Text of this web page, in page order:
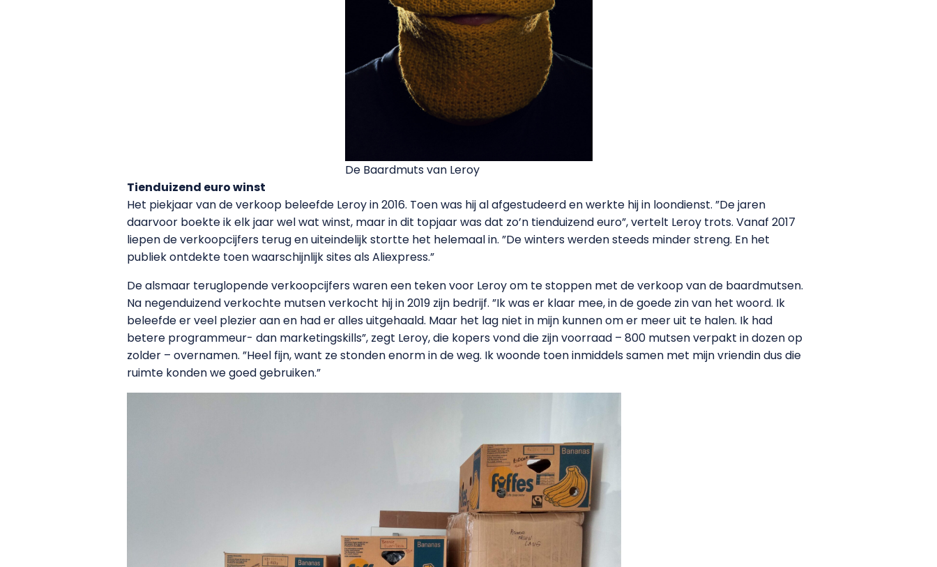
De Baardmuts van Leroy
Tienduizend euro winst
Het piekjaar van de verkoop beleefde Leroy in 2016. Toen was hij al afgestudeerd en werkte hij in loondienst. ”De jaren
daarvoor boekte ik elk jaar wel wat winst, maar in dit topjaar was dat zo’n tienduizend euro”, vertelt Leroy trots. Vanaf 2017
liepen de verkoopcijfers terug en uiteindelijk stortte het helemaal in. ”De winters werden steeds minder streng. En het
publiek ontdekte toen waarschijnlijk sites als Aliexpress.”
De alsmaar teruglopende verkoopcijfers waren een teken voor Leroy om te stoppen met de verkoop van de baardmutsen.
Na negenduizend verkochte mutsen verkocht hij in 2019 zijn bedrijf. ”Ik was er klaar mee, in de goede zin van het woord. Ik
beleefde er veel plezier aan en had er alles uitgehaald. Maar het lag niet in mijn kunnen om er meer uit te halen. Ik had
betere programmeur- dan marketingskills”, zegt Leroy, die kopers vond die zijn voorraad – 800 mutsen verpakt in dozen op
zolder – overnamen. ”Heel fijn, want ze stonden enorm in de weg. Ik woonde toen inmiddels samen met mijn vriendin dus die
ruimte konden we goed gebruiken.”